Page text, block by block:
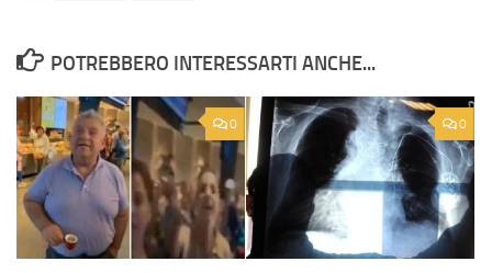
POTREBBERO INTERESSARTI ANCHE...
0 0